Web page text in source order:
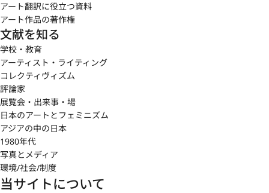
アート翻訳に役立つ資料
アート作品の著作権
文献を知る
学校・教育
アーティスト・ライティング
コレクティヴィズム
評論家
展覧会・出来事・場
日本のアートとフェミニズム
アジアの中の日本
1980年代
写真とメディア
環境/社会/制度
当サイトについて